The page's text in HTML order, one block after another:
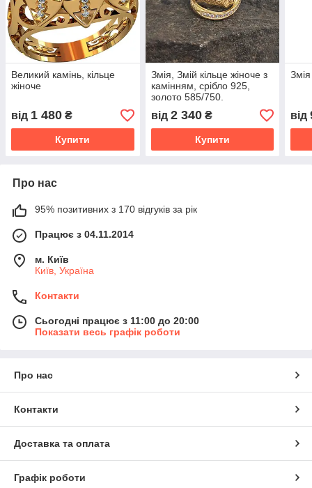
Великий камінь, кільце
жіноче
від 1 480 ₴
Купити
Змія, Змій кільце жіноче з
камінням, срібло 925,
золото 585/750.
від 2 340₴
Купити
від
Про нас
95% позитивних з 170 відгуків за рік
Працює з 04.11.2014
м. Київ
Київ, Україна
Контакти
Сьогодні працює з 11:00 до 20:00
Показати весь графік роботи
Про нас
Контакти
Доставка та оплата
Графік роботи